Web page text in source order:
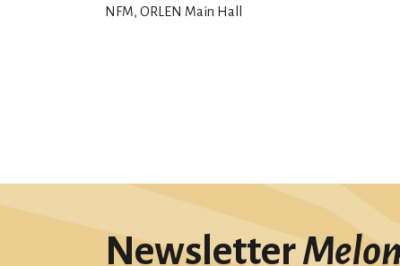
NFM, ORLEN Main Hall
Newsletter